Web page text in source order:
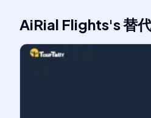
AiRial Flights's替